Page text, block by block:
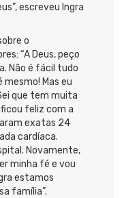
escreveu Ingra
o
“A Deus, peço
Não é fácil tudo
mesmo! Mas eu
que tem muita
feliz com a
exatas 24
cardíaca.
Novamente,
minha fé e vou
estamos
família”.